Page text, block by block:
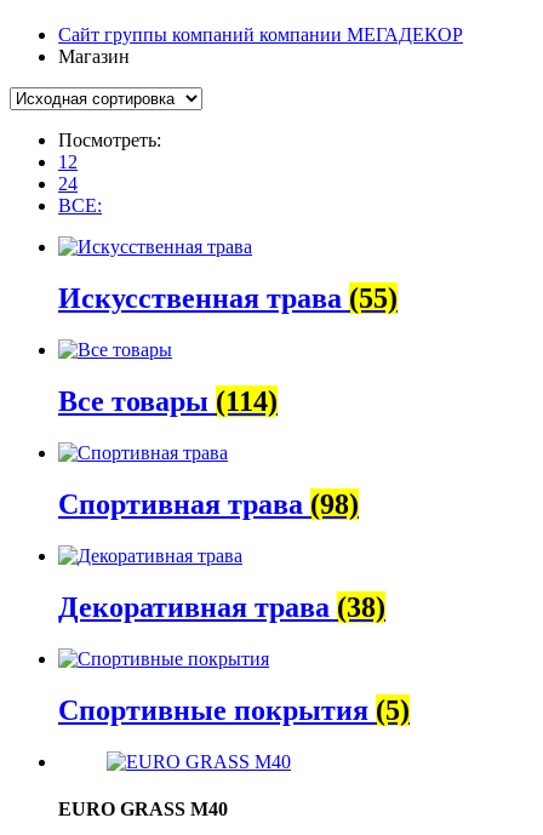
Сайт группы компаний компании МЕГАДЕКОР
Магазин
Посмотреть:
12
24
ВСЕ:
Искусственная трава (55)
Все товары (114)
Спортивная трава (98)
Декоративная трава (38)
Спортивные покрытия (5)
EURO GRASS M40